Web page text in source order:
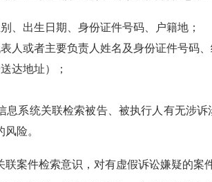
、出生日期、身份证件号码、户籍地；
人或者主要负责人姓名及身份证件号码
达地址）；
息系统关联检索被告、被执行人有无涉
险。
联案件检索意识，对有虚假诉讼嫌疑的案